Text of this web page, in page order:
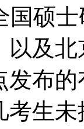
国硕
及
发布
考生